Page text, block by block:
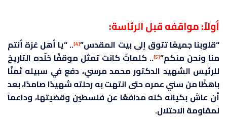
أولاً: مواقفه قبل الرئاسة:
“قلوبنا جميعًا تتوق إلى بيت المقدس”[4] .. “يا أهل غزة أنتم
منا ونحن منكم”[5] .. كلماتٌ كانت تمثل موقفًا خلّده التاريخ
للرئيس الشهيد الدكتور محمد مرسي، دفع في سبيله ثمنًا
باهظًا من سني عمره حتى انتهت به رحلته شهيدًا صامدًا، بعد
أن عاش بكيانه كله مدافعًا عن فلسطين وقضيتها، وداعماً
لمقاومة الاحتلال.